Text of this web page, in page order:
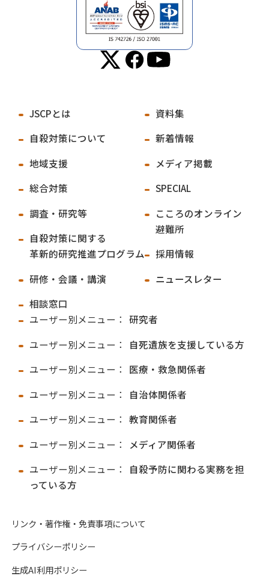
JSCPとは
自殺対策について
地域支援
総合対策
調査・研究等
自殺対策に関する
革新的研究推進プログラム
研修・会議・講演
相談窓口
資料集
新着情報
メディア掲載
SPECIAL
こころのオンライン
避難所
採用情報
ニュースレター
ユーザー別メニュー： 研究者
ユーザー別メニュー：
自死遺族を支援している方
ユーザー別メニュー：
医療・救急関係者
ユーザー別メニュー：
自治体関係者
ユーザー別メニュー： 教育関係者
ユーザー別メニュー：
メディア関係者
ユーザー別メニュー：
自殺予防に関わる実務を担
っている方
リンク・著作権・免責事項について
プライバシーポリシー
生成AI利用ポリシー